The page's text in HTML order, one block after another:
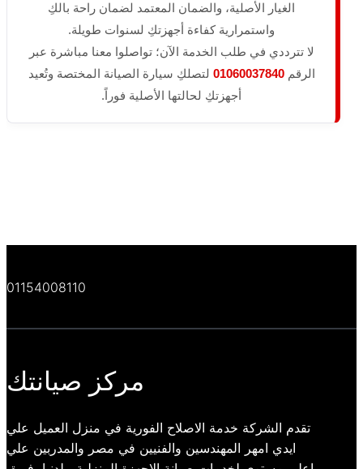
الغيار الأصلية، والضمان المعتمد لضمان راحة بالكِ
واستمرارية كفاءة أجهزتكِ لسنوات طويلة.
لا تترددي في طلب الخدمة الآن؛ تواصلوا معنا مباشرة عبر
الرقم01060037840 لتصلكِ سيارة الصيانة المختصة وتُعيد
أجهزتكِ لحالتها الأصلية فوراً.
01154008110
مركز صيانتك
تقدم الشركة خدمة الاصلاح الفورية في منزل العميل علي
ايدي امهر المهندسين والفنيين في مصر والمدربين علي